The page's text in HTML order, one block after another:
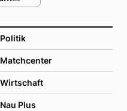
Politik
Matchcenter
Wirtschaft
Nau Plus